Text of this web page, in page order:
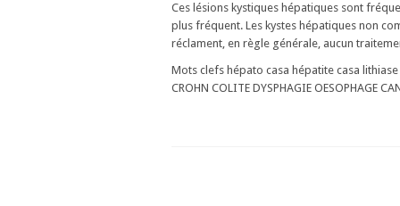
Ces lésions kystiques hépatiques sont
plus fréquent. Les kystes hépatiques non
réclament, en règle générale, aucun
Mots clefs hépato casa hépatite casa
CROHN COLITE DYSPHAGIE OESOPHAGE